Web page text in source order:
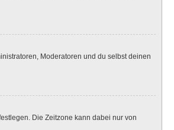
Moderatoren und du selbst deinen
Die Zeitzone kann dabei nur von